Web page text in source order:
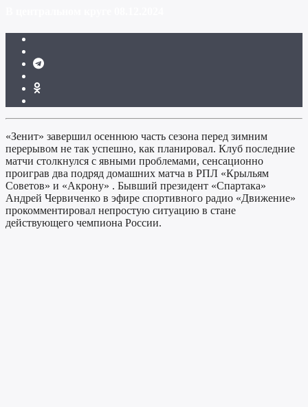
«Зенит» завершил осеннюю часть сезона перед зимним
перерывом не так успешно, как планировал. Клуб последние
матчи столкнулся с явными проблемами, сенсационно
проиграв два подряд домашних матча в РПЛ «Крыльям
Советов» и «Акрону» . Бывший президент «Спартака»
Андрей Червиченко в эфире спортивного радио «Движение»
прокомментировал непростую ситуацию в стане
действующего чемпиона России.